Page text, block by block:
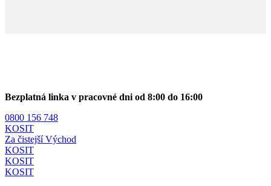
Bezplatná linka v pracovné dni od 8:00 do 16:00
0800 156 748
KOSIT
Za čistejší Východ
KOSIT
KOSIT
KOSIT